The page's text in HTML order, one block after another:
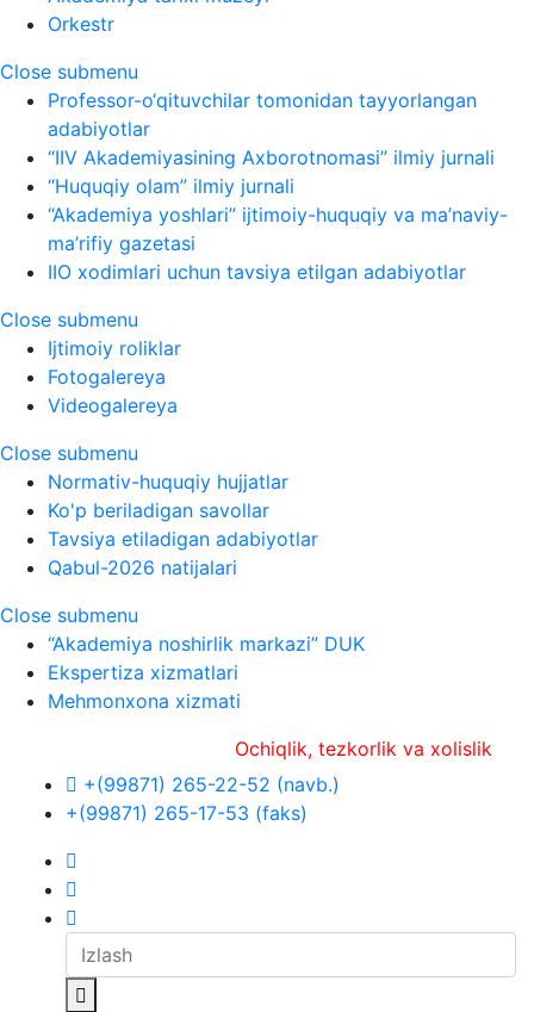
Orkestr
Close submenu
Professor-o‘qituvchilar tomonidan tayyorlangan
adabiyotlar
“IIV Akademiyasining Axborotnomasi” ilmiy jurnali
“Huquqiy olam” ilmiy jurnali
“Akademiya yoshlari” ijtimoiy-huquqiy va ma’naviy-
ma’rifiy gazetasi
IIO xodimlari uchun tavsiya etilgan adabiyotlar
Close submenu
Ijtimoiy roliklar
Fotogalereya
Videogalereya
Close submenu
Normativ-huquqiy hujjatlar
Ko'p beriladigan savollar
Tavsiya etiladigan adabiyotlar
Qabul-2026 natijalari
Close submenu
“Akademiya noshirlik markazi” DUK
Ekspertiza xizmatlari
Mehmonxona xizmati
Ochiqlik, tezkorlik va xolislik
+(99871) 265-22-52 (navb.)
+(99871) 265-17-53 (faks)